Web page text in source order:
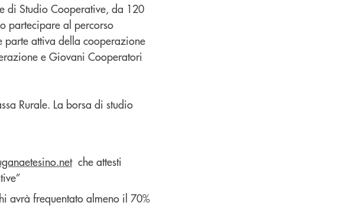
di Studio Cooperative, da 120
partecipare al percorso
parte attiva della cooperazione
e Giovani Cooperatori
Rurale. La borsa di studio
che attesti
avrà frequentato almeno il 70%